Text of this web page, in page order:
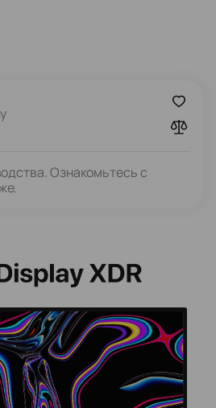
Ознакомьтесь с